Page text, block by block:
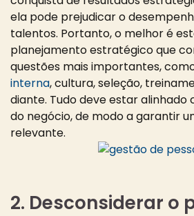
ela pode prejudicar o
talentos. Portanto, o melhor é
planejamento estratégico que
questões mais importantes,
interna, cultura, seleção,
diante. Tudo deve estar alinhado
do negócio, de modo a garantir
relevante.
2. Desconsiderar o